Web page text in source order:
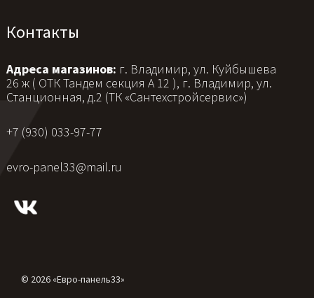
Контакты
Адреса магазинов: г. Владимир, ул. Куйбышева
26 ж ( ОТК Тандем секция А 12 ), г. Владимир, ул.
Станционная, д.2 (ТК «Сантехстройсервис»)
+7 (930) 033-97-77
evro-panel33@mail.ru
© 2026 «Евро-панель33»